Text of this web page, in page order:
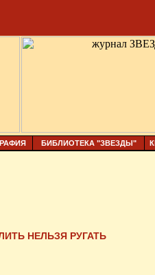
БИБЛИОТЕКА "ЗВЕЗДЫ"
НЕЛЬЗЯ РУГАТЬ